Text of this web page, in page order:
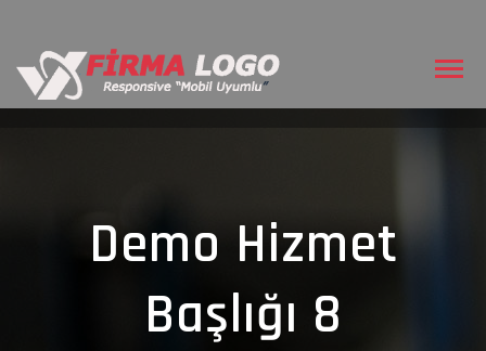
Demo Hizmet
Başlığı 8